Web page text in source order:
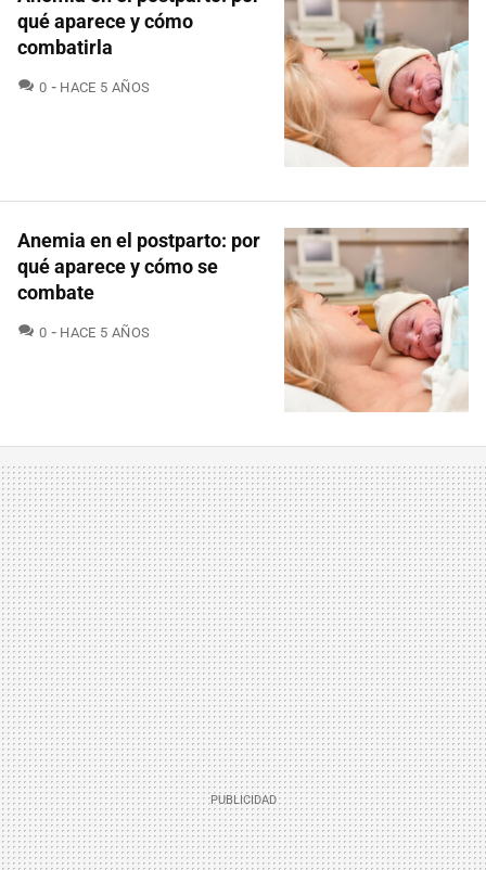
qué aparece y cómo
combatirla
0 COMENTARIOS
HACE 5 AÑOS
Anemia en el postparto: por
qué aparece y cómo se
combate
0 COMENTARIOS
HACE 5 AÑOS